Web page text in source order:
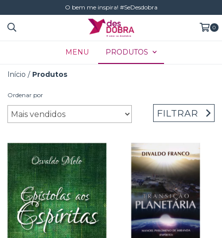
O bem me inspira! #SeDesdobra
0
MENU PRODUTOS
Início / Produtos
Ordenar por
FILTRAR